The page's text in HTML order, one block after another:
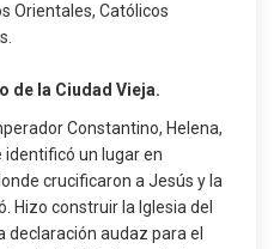
Orientales, Católicos
de la Ciudad Vieja.
Constantino, Helena,
identificó un lugar en
crucificaron a Jesús y la
Hizo construir la Iglesia del
declaración audaz para el